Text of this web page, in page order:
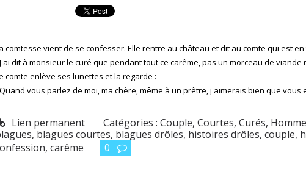
comtesse vient de se confesser. Elle rentre au château et dit au comte qui est
dit à monsieur le curé que pendant tout ce carême, pas un morceau de
comte enlève ses lunettes et la regarde :
vous parlez de moi, ma chère, même à un prêtre, j'aimerais bien que
Lien permanent Catégories :Couple,Courtes,Curés,
, blagues courtes, blagues drôles, histoires drôles, couple,
, carême 0